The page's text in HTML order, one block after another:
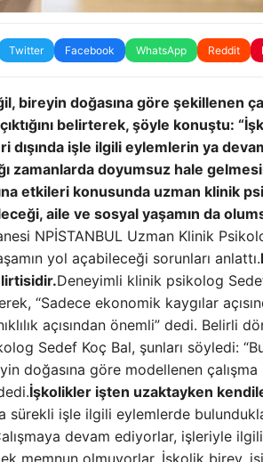
Twitter Facebook WhatsApp Reddit
bireyin doğasına göre şekillenen
belirterek, şöyle konuştu:
işle ilgili eylemlerin ya
zamanlarda doyumsuz hale
etkileri konusunda uzman klinik
aile ve sosyal yaşamın da
NPİSTANBUL Uzman Klinik
yol açabileceği sorunları anlattı.
Deneyimli klinik psikolog
“Sadece ekonomik kaygılar
açısından önemli” dedi. Belirli
Sedef Koç Bal, şunları söyledi:
doğasına göre modellenen çalışma
İşkolikler işten uzaktayken
sürekli işle ilgili eylemlerde
devam ediyorlar, işleriyle
memnun olmuyorlar. İşkolik birey,